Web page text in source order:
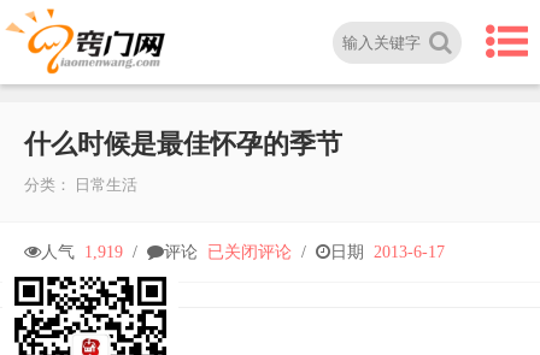
什么时候是最佳怀孕的季节
分类： 日常生活
人气 1,919 / 评论 什
已关闭评论 / 日期 2013-6-17